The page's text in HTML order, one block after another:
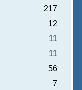
217
12
11
11
56
7